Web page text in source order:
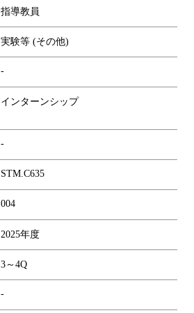
指導教員
実験等 (その他)
-
インターンシップ
-
STM.C635
004
2025年度
3～4Q
-